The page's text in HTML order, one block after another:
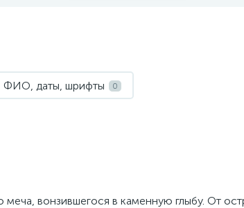
ФИО, даты, шрифты 0
вонзившегося в каменную глыбу. От